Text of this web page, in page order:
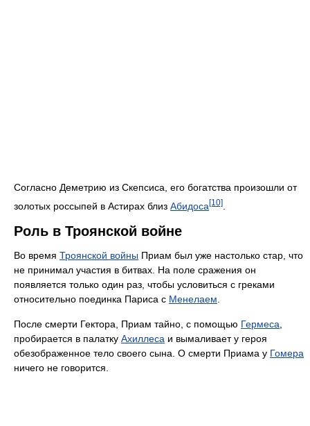
Согласно Деметрию из Скепсиса, его богатства произошли от
золотых россыпей в Астирах близ Абидоса [10]
Роль в Троянской войне
Во время Троянской войны Приам был уже настолько стар, что
не принимал участия в битвах. На поле сражения он
появляется только один раз, чтобы условиться с греками
относительно поединка Париса с Менелаем
После смерти Гектора, Приам тайно, с помощью Гермеса
пробирается в палатку Ахиллеса и вымаливает у героя
обезображенное тело своего сына. О смерти Приама у Гомера
ничего не говорится.